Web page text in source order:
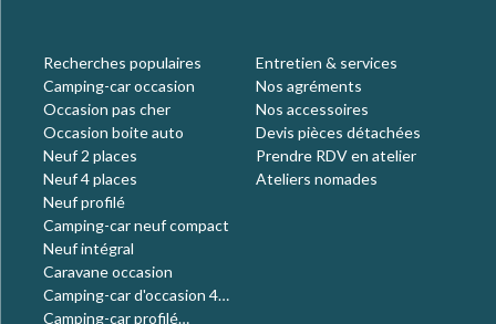
Recherches populaires
Camping-car occasion
Occasion pas cher
Occasion boite auto
Neuf 2 places
Neuf 4 places
Neuf profilé
Camping-car neuf compact
Neuf intégral
Caravane occasion
Camping-car d'occasion 4
places
Camping-car profilé
Entretien & services
Nos agréments
Nos accessoires
Devis pièces détachées
Prendre RDV en atelier
Ateliers nomades